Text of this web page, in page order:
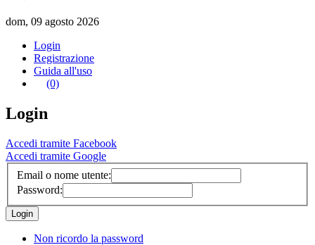
dom, 09 agosto 2026
Login
Registrazione
Guida all'uso
(0)
Login
Accedi tramite Facebook
Accedi tramite Google
Email o nome utente:
Password:
Non ricordo la password